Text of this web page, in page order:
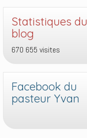
Statistiques du
blog
670 655 visites
Facebook du
pasteur Yvan